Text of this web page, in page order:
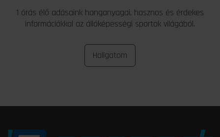
1 órás élő adásaink hanganyagai, hasznos és érdekes
információkkal az állóképességi sportok világából.
Hallgatom